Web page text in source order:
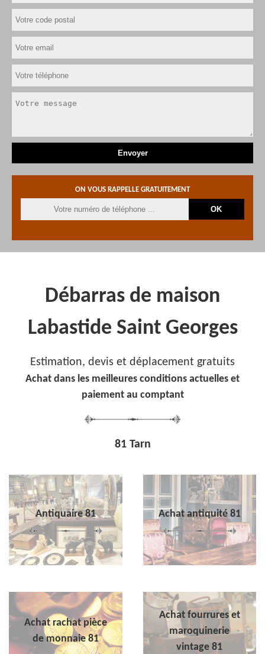
ON VOUS RAPPELLE GRATUITEMENT
Débarras de maison
Labastide Saint Georges
Estimation, devis et déplacement gratuits
Achat dans les meilleures conditions actuelles et
paiement au comptant
81 Tarn
Antiquaire 81 Achat antiquité 81
Achat rachat pièce
de monnaie 81
Achat fourrures et
maroquinerie
vintage 81